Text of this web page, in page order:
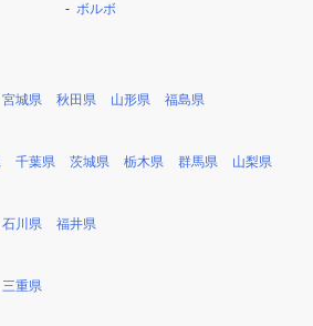
ボルボ
宮城県 秋田県 山形県 福島県
千葉県 茨城県 栃木県 群馬県 山梨県
石川県 福井県
三重県